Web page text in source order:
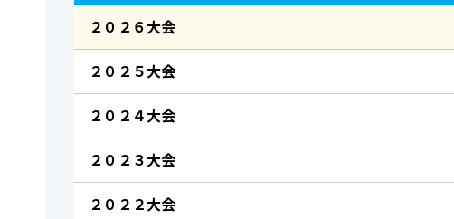
２０２６大会
２０２５大会
２０２４大会
２０２３大会
２０２２大会